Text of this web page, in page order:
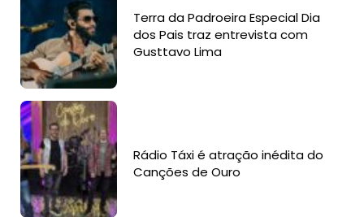
Terra da Padroeira Especial Dia
dos Pais traz entrevista com
Gusttavo Lima
Rádio Táxi é atração inédita do
Canções de Ouro